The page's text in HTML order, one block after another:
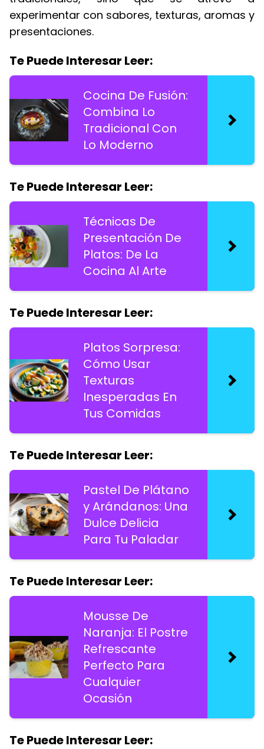
experimentar con sabores, texturas, aromas y
presentaciones.
Te Puede Interesar Leer:
Cocina De Fusión:
Combina Lo
Tradicional Con
Lo Moderno
Te Puede Interesar Leer:
Técnicas De
Presentación De
Platos: De La
Cocina Al Arte
Te Puede Interesar Leer:
Platos Sorpresa:
Cómo Usar
Texturas
Inesperadas En
Tus Comidas
Te Puede Interesar Leer:
Pastel De Plátano
y Arándanos: Una
Dulce Delicia
Para Tu Paladar
Te Puede Interesar Leer:
Mousse De
Naranja: El Postre
Refrescante
Perfecto Para
Cualquier
Ocasión
Te Puede Interesar Leer: